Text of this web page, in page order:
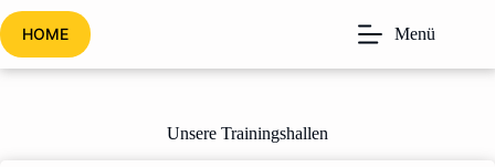
Zum
Inhalt
springen
HOME Menü
Unsere Trainingshallen